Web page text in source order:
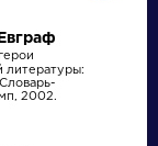
литературы:
2002.